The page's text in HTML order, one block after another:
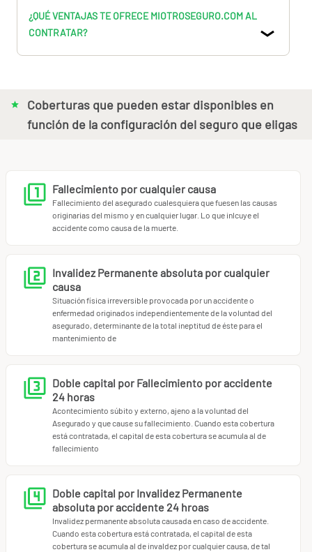
Las aseguradora cuya oferta te ofrecemos es una mutua
vasca especializada en seguro de vida SURNE, de la mayor
¿QUÉ VENTAJAS TE OFRECE MIOTROSEGURO.COM AL
CONTRATAR?
Coberturas que pueden estar disponibles en
función de la configuración del seguro que eligas
Fallecimiento por cualquier causa
Fallecimiento del asegurado cualesquiera que fuesen las causas
originarias del mismo y en cualquier lugar. Lo que inlcuye el
accidente como causa de la muerte.
Invalidez Permanente absoluta por cualquier
causa
Situación física irreversible provocada por un accidente o
enfermedad originados independientemente de la voluntad del
asegurado, determinante de la total ineptitud de éste para el
mantenimiento de
Doble capital por Fallecimiento por accidente
24 horas
Acontecimiento súbito y externo, ajeno a la voluntad del
Asegurado y que cause su fallecimiento. Cuando esta cobertura
está contratada, el capital de esta cobertura se acumula al de
fallecimiento
Doble capital por Invalidez Permanente
absoluta por accidente 24 hroas
Invalidez permanente absoluta causada en caso de accidente.
Cuando esta cobertura está contratada, el capital de esta
cobertura se acumula al de invaldez por cualquier causa, de tal